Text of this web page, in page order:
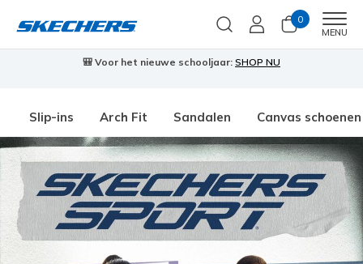
0
MENU
🎒 Voor het nieuwe schooljaar: SHOP NU
Slip-ins Arch Fit Sandalen Canvas schoenen